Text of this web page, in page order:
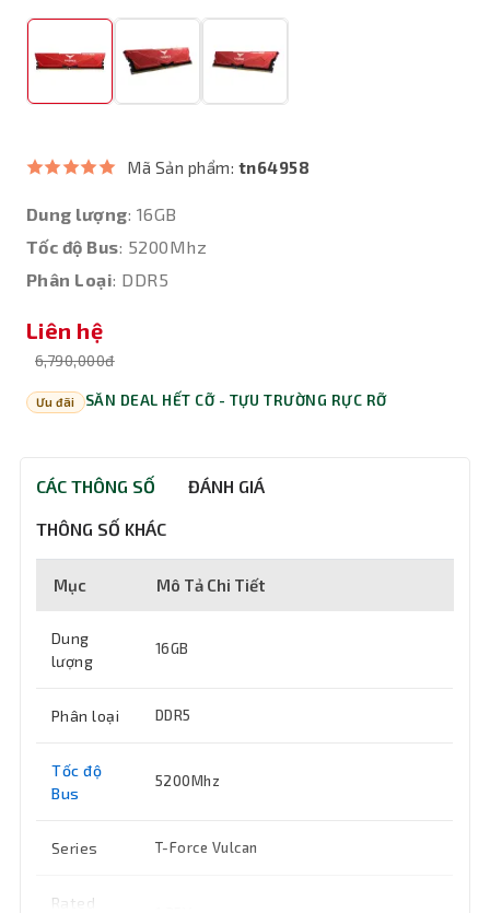
Mã Sản phẩm: tn64958
Dung lượng: 16GB
Tốc độ Bus: 5200Mhz
Phân Loại: DDR5
Liên hệ
6,790,000đ
Ưu đãi SĂN DEAL HẾT CỠ - TỰU TRƯỜNG RỰC RỠ
CÁC THÔNG SỐ ĐÁNH GIÁ
THÔNG SỐ KHÁC
Mục Mô Tả Chi Tiết
Dung
lượng
16GB
Phân loại DDR5
Tốc độ
Bus
5200Mhz
Series T-Force Vulcan
Rated